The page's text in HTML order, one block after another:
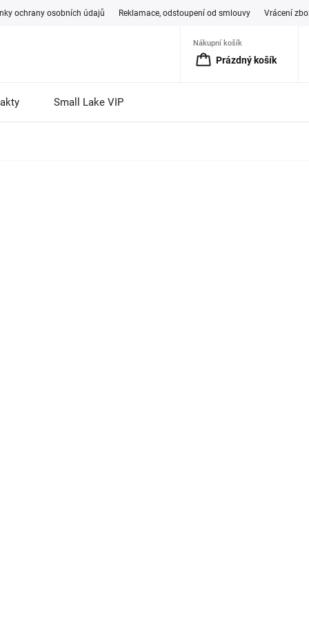
ochrany osobních údajů Reklamace, odstoupení od smlouvy Vrácení
Nákupní košík
Prázdný košík
Small Lake VIP